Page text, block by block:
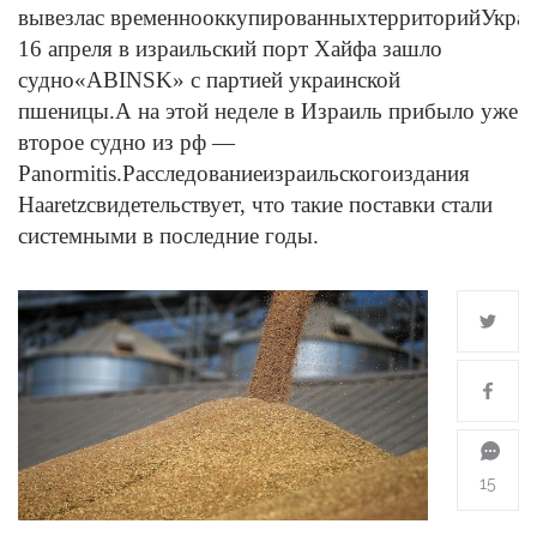
вывезлас временнооккупированныхтерриторий
16 апреля в израильский порт Хайфа зашло
судно«ABINSK» с партией украинской
пшеницы.А на этой неделе в Израиль прибыло уже
второе судно из рф —
Panormitis.Расследованиеизраильскогоиздания
Haaretzсвидетельствует, что такие поставки стали
системными в последние годы.
15